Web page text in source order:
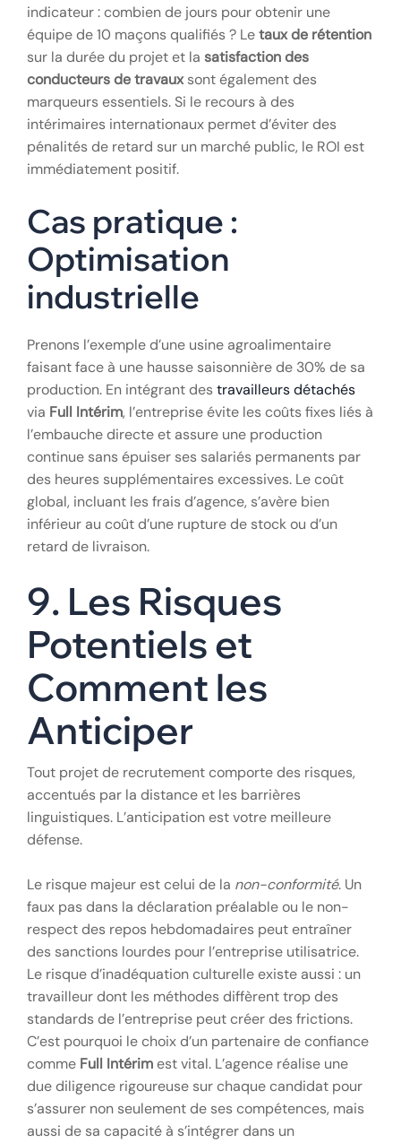
indicateur : combien de jours pour obtenir une
équipe de 10 maçons qualifiés ? Letaux de rétention
sur la durée du projet et la satisfaction des
conducteurs de travauxsont également des
marqueurs essentiels. Si le recours à des
intérimaires internationaux permet d’éviter des
pénalités de retard sur un marché public, le ROI est
immédiatement positif.
Cas pratique :
Optimisation
industrielle
Prenons l’exemple d’une usine agroalimentaire
faisant face à une hausse saisonnière de 30% de sa
production. En intégrant destravailleurs détachés
via Full Intérim, l’entreprise évite les coûts fixes liés à
l’embauche directe et assure une production
continue sans épuiser ses salariés permanents par
des heures supplémentaires excessives. Le coût
global, incluant les frais d’agence, s’avère bien
inférieur au coût d’une rupture de stock ou d’un
retard de livraison.
9. Les Risques
Potentiels et
Comment les
Anticiper
Tout projet de recrutement comporte des risques,
accentués par la distance et les barrières
linguistiques. L’anticipation est votre meilleure
défense.
Le risque majeur est celui de la non-conformité. Un
faux pas dans la déclaration préalable ou le non-
respect des repos hebdomadaires peut entraîner
des sanctions lourdes pour l’entreprise utilisatrice.
Le risque d’inadéquation culturelle existe aussi : un
travailleur dont les méthodes diffèrent trop des
standards de l’entreprise peut créer des frictions.
C’est pourquoi le choix d’un partenaire de confiance
comme Full Intérimest vital. L’agence réalise une
due diligence rigoureuse sur chaque candidat pour
s’assurer non seulement de ses compétences, mais
aussi de sa capacité à s’intégrer dans un